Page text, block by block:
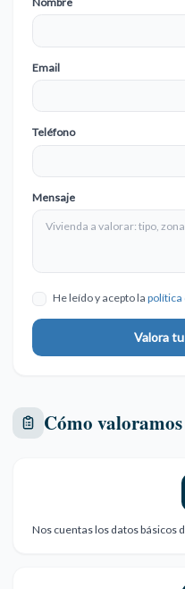
Email
Teléfono
Mensaje
He leído y acepto la política
Valora
Cómo
Nos cuentas los datos básicos